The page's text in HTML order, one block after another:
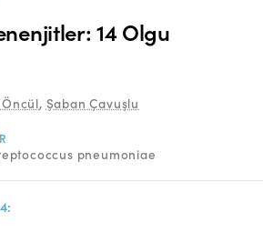
14 Olgu
, Şaban Çavuşlu
pneumoniae